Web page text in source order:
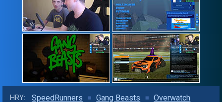
HRY: SpeedRunners Gang Beasts Overwatch